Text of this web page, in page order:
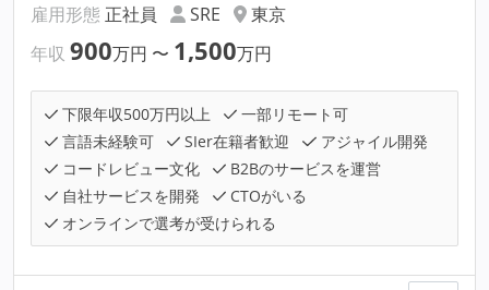
雇用形態 正社員 SRE
東京
年収 900万円 〜 1,500万円
下限年収500万円以上
一部リモート可
言語未経験可
SIer在籍者歓迎
アジャイル開発
コードレビュー文化
B2Bのサービスを運営
自社サービスを開発
CTOがいる
オンラインで選考が受けられる